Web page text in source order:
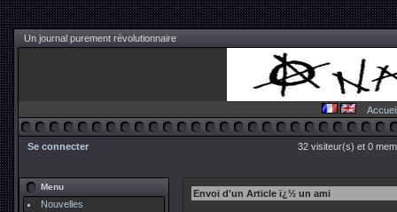
Un journal purement révolutionnaire
Accueil
Se connecter 32 visiteur(s) et 0
Menu
Nouvelles
Envoi d'un Article ï¿½ un ami